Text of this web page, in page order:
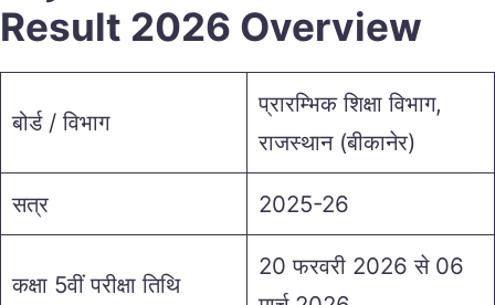
Result 2026 Overview
बोर्ड / विभाग
प्रारम्भिक शिक्षा विभाग,
राजस्थान (बीकानेर)
सत्र 2025-26
कक्षा 5वीं परीक्षा तिथि
20 फरवरी 2026 से 06